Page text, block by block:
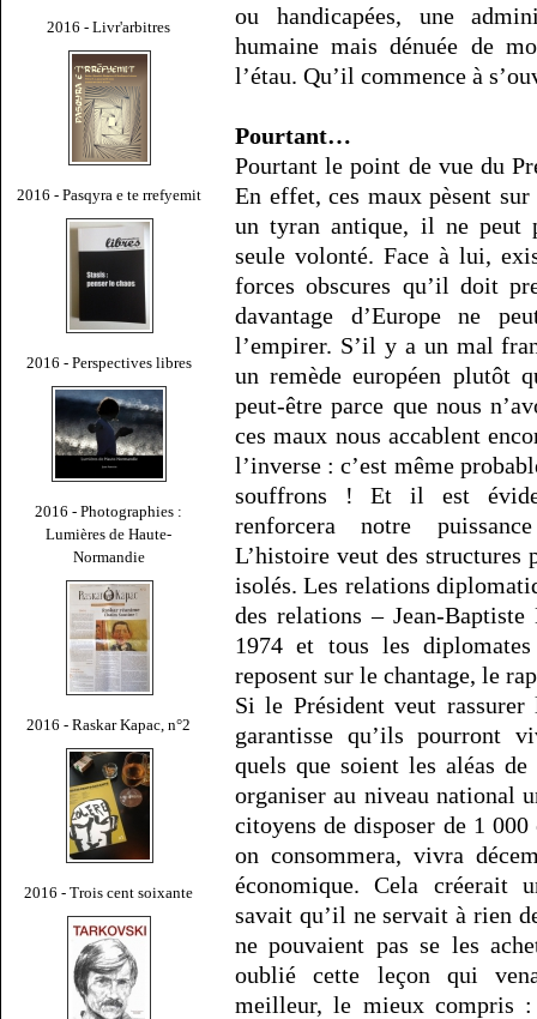
2016 - Livr'arbitres
2016 - Pasqyra e te rrefyemit
2016 - Perspectives libres
2016 - Photographies :
Lumières de Haute-
Normandie
2016 - Raskar Kapac, n°2
2016 - Trois cent soixante
ou handicapées, une
humaine mais dénuée de
l’étau. Qu’il commence à
Pourtant…
Pourtant le point de vue du
En effet, ces maux pèsent
un tyran antique, il ne peut
seule volonté. Face à lui,
forces obscures qu’il doit
davantage d’Europe ne
l’empirer. S’il y a un mal
un remède européen plutôt
peut-être parce que nous
ces maux nous accablent
l’inverse : c’est même
souffrons ! Et il est
renforcera notre
L’histoire veut des structures
isolés. Les relations
des relations – Jean-
1974 et tous les
reposent sur le chantage, le
Si le Président veut
garantisse qu’ils pourront
quels que soient les aléas
organiser au niveau national
citoyens de disposer de 1
on consommera, vivra
économique. Cela créerait
savait qu’il ne servait à rien
ne pouvaient pas se les
oublié cette leçon qui
meilleur, le mieux compris